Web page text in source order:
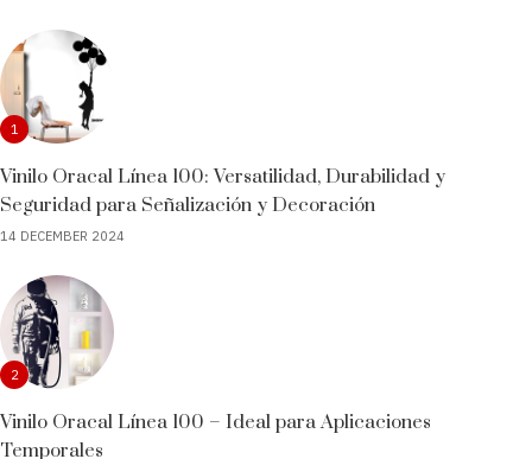
1
Vinilo Oracal Línea 100: Versatilidad, Durabilidad y
Seguridad para Señalización y Decoración
14 DECEMBER 2024
2
Vinilo Oracal Línea 100 – Ideal para Aplicaciones
Temporales